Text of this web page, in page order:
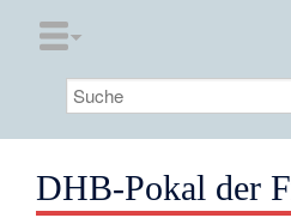
DHB-Pokal der